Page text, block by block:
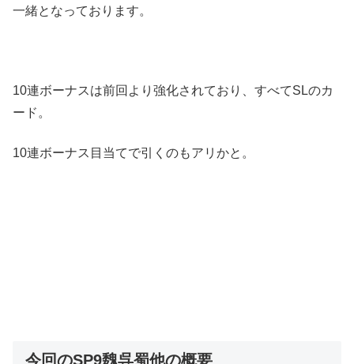
一緒となっております。
10連ボーナスは前回より強化されており、すべてSLのカ
ード。
10連ボーナス目当てで引くのもアリかと。
今回のSP9魏呉蜀他の概要